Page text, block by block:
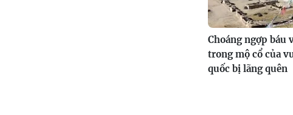
Choáng ngợp báu
trong mộ cổ của
quốc bị lãng quên